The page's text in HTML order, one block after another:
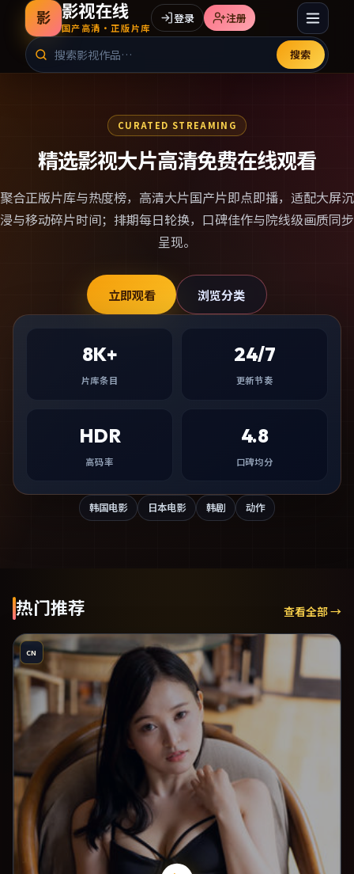
影 影视在线
国产高清·正版片库
搜索
登录 注册
CURATED STREAMING
精选影视大片高清免费在线观看
聚合正版片库与热度榜， 高清大片国产片即点即播，适配大屏沉
浸与移动碎片时间；排期每日轮换，口碑佳作与院线级画质同步
呈现。
立即观看 浏览分类
8K+
片库条目
24/7
更新节奏
HDR
高码率
4.8
口碑均分
韩国电影 日本电影 韩剧 动作
热门推荐 查看全部 →
CN